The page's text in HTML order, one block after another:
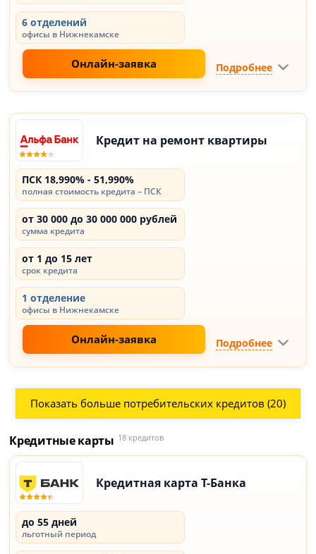
6 отделений
офисы в Нижнекамске
Онлайн-заявка Подробнее
Кредит на ремонт квартиры
ПСК 18,990% - 51,990%
полная стоимость кредита – ПСК
от 30 000 до 30 000 000 рублей
сумма кредита
от 1 до 15 лет
срок кредита
1 отделение
офисы в Нижнекамске
Онлайн-заявка Подробнее
Показать больше потребительских кредитов (20)
Кредитные карты 18 кредитов
Кредитная карта Т-Банка
до 55 дней
льготный период